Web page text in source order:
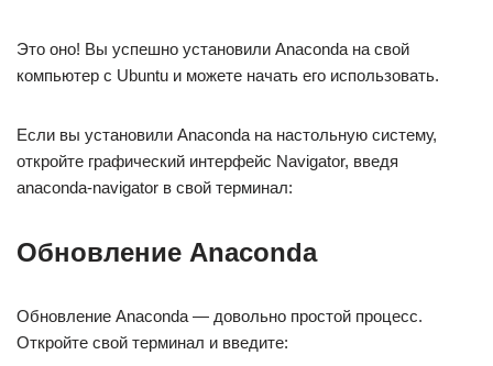
Это оно! Вы успешно установили Anaconda на свой
компьютер с Ubuntu и можете начать его использовать.
Если вы установили Anaconda на настольную систему,
откройте графический интерфейс Navigator, введя
anaconda-navigator в свой терминал:
Обновление Anaconda
Обновление Anaconda — довольно простой процесс.
Откройте свой терминал и введите: